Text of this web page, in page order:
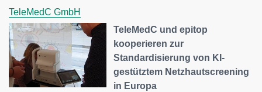
TeleMedC GmbH
TeleMedC und epitop
kooperieren zur
Standardisierung von KI-
gestütztem Netzhautscreening
in Europa